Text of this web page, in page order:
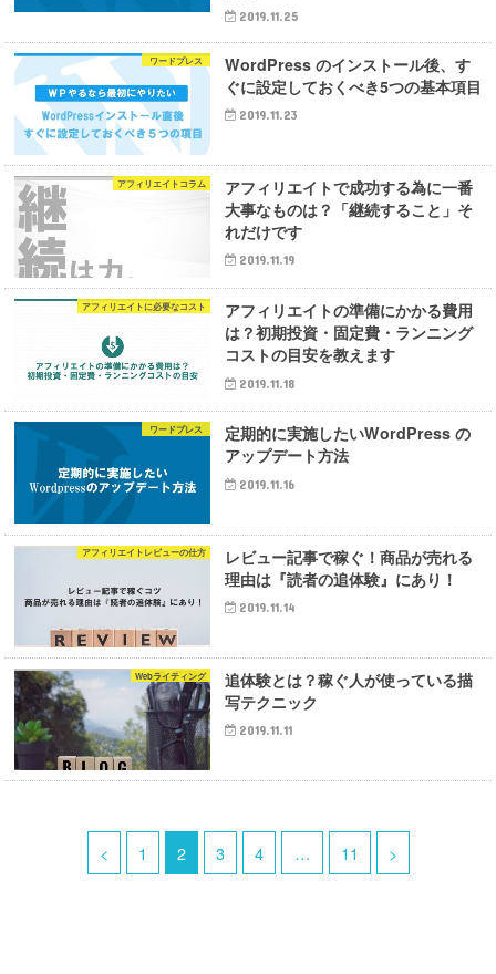
2019.11.25
ワードプレス
WordPress のインストール後、す
ぐに設定しておくべき5つの基本項目
2019.11.23
アフィリエイトコラム
アフィリエイトで成功する為に一番
大事なものは？「継続すること」そ
れだけです
2019.11.19
アフィリエイトに必要なコスト
アフィリエイトの準備にかかる費用
は？初期投資・固定費・ランニング
コストの目安を教えます
2019.11.18
ワードプレス
定期的に実施したいWordPress の
アップデート方法
2019.11.16
アフィリエイトレビューの仕方
レビュー記事で稼ぐ！商品が売れる
理由は『読者の追体験』にあり！
2019.11.14
Webライティング
追体験とは？稼ぐ人が使っている描
写テクニック
2019.11.11
< 1 2 3 4 … 11 >